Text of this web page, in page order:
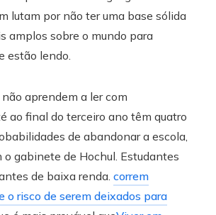
lutam por não ter uma base sólida
amplos sobre o mundo para
estão lendo.
aprendem a ler com
ao final do terceiro ano têm quatro
de abandonar a escola,
o gabinete de Hochul. Estudantes
de baixa renda. correm
o risco de serem deixados para